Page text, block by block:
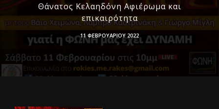
Θάνατος Κελαηδόνη Αφιέρωμα και
επικαιρότητα
11 ΦΕΒΡΟΥΑΡΊΟΥ 2022